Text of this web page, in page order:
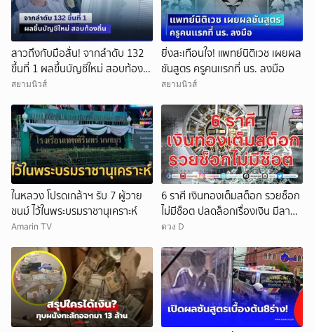
สาวถึงกับมือสั่น! จากลำดับ 132
ขึ้นที่ 1 ผลขึ้นบัญชีใหม่ สอบท้อง
ถิ่น
สยามนิวส์
ยิ่งสะเทือนใจ! แพทย์นิติเวช เผยผล
ชันสูตร ครูคนเเรกที่ นร. ลงมือ
สยามนิวส์
ในหลวง โปรดเกล้าฯ รับ 7 ผู้วาย
ชนม์ ไว้ในพระบรมราชานุเคราะห์
Amarin TV
6 ราศี เงินทองเต็มสต็อก รวยช็อก
ไม่มีช็อต ปลดล็อกเรื่องเงิน มีลาภ
ลอยจ่อคิว
ดวง D